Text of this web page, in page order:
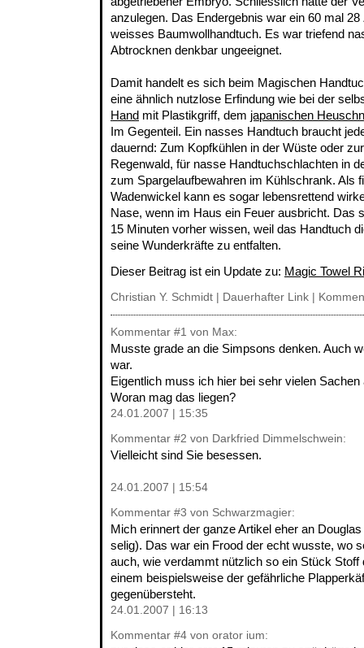
anzulegen. Das Endergebnis war ein 60 mal
weisses Baumwollhandtuch. Es war triefend
Abtrocknen denkbar ungeeignet.
Damit handelt es sich beim Magischen
eine ähnlich nutzlose Erfindung wie bei der
Hand mit Plastikgriff, dem japanischen
Im Gegenteil. Ein nasses Handtuch braucht
dauernd: Zum Kopfkühlen in der Wüste oder
Regenwald, für nasse Handtuchschlachten in
zum Spargelaufbewahren im Kühlschrank. Als
Wadenwickel kann es sogar lebensrettend
Nase, wenn im Haus ein Feuer ausbricht. Das
15 Minuten vorher wissen, weil das Handtuch
seine Wunderkräfte zu entfalten.
Dieser Beitrag ist ein Update zu: Magic Towel
Christian Y. Schmidt | Dauerhafter Link
Kommentar #1 von Max:
Musste grade an die Simpsons denken. Auch
war.
Eigentlich muss ich hier bei sehr vielen
Woran mag das liegen?
24.01.2007 | 15:35
Kommentar #2 von Darkfried Dimmelschwein:
Vielleicht sind Sie besessen.
24.01.2007 | 15:54
Kommentar #3 von Schwarzmagier:
Mich erinnert der ganze Artikel eher an
selig). Das war ein Frood der echt wusste, wo
auch, wie verdammt nützlich so ein Stück Stoff
einem beispielsweise der gefährliche
gegenübersteht.
24.01.2007 | 16:13
Kommentar #4 von orator ium: